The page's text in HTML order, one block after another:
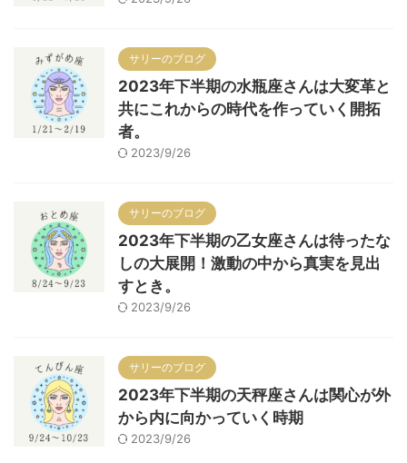
サリーのブログ
2023年下半期の水瓶座さんは大変革と
共にこれからの時代を作っていく開拓
者。
2023/9/26
サリーのブログ
2023年下半期の乙女座さんは待ったな
しの大展開！激動の中から真実を見出
すとき。
2023/9/26
サリーのブログ
2023年下半期の天秤座さんは関心が外
から内に向かっていく時期
2023/9/26